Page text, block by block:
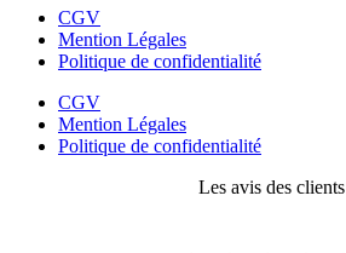
CGV
Mention Légales
Politique de confidentialité
CGV
Mention Légales
Politique de confidentialité
Les avis des clients